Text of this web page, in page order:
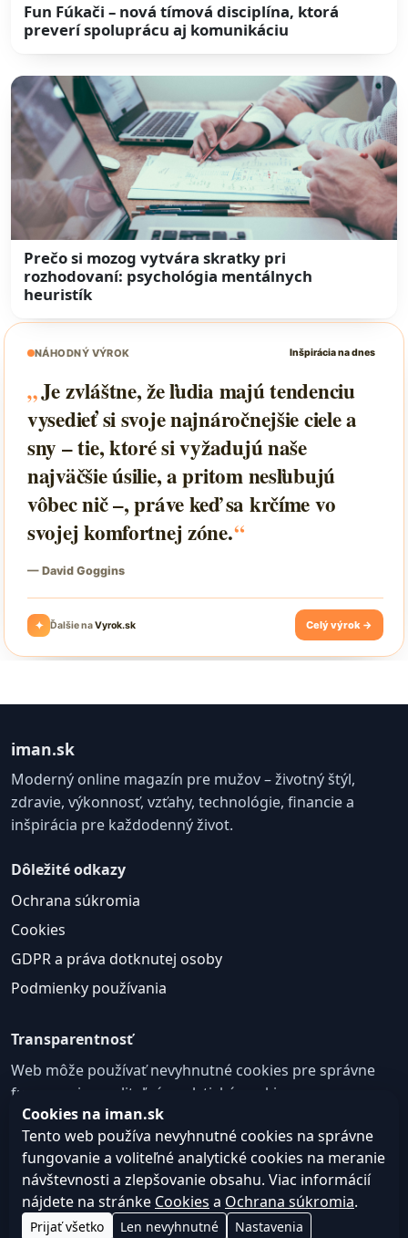
Fun Fúkači – nová tímová disciplína, ktorá
preverí spoluprácu aj komunikáciu
Prečo si mozog vytvára skratky pri
rozhodovaní: psychológia mentálnych
heuristík
iman.sk
Moderný online magazín pre mužov – životný štýl,
zdravie, výkonnosť, vzťahy, technológie, financie a
inšpirácia pre každodenný život.
Dôležité odkazy
Ochrana súkromia
Cookies
GDPR a práva dotknutej osoby
Podmienky používania
Transparentnosť
Web môže používať nevyhnutné cookies pre správne
fungovanie a voliteľné analytické cookies na
zlepšovanie obsahu a používateľskej skúsenosti.
Nastavenie cookies
© 2026
iman.sk
Web design, tvorba webu a SEO –Consultee,
s.r.o.
Cookies na iman.sk
Tento web používa nevyhnutné cookies na správne
fungovanie a voliteľné analytické cookies na meranie
návštevnosti a zlepšovanie obsahu. Viac informácií
nájdete na stránke Cookies a Ochrana súkromia.
Prijať všetko Len nevyhnutné Nastavenia